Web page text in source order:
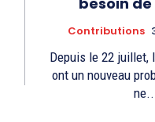
Contributions
Depuis le 22 juillet,
ont un nouveau